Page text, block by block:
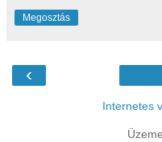
Megosztás
‹
Internetes